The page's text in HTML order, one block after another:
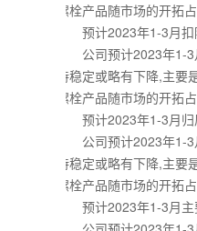
螺栓产品随市场的开拓
预计2023年1-3月扣
公司预计2023年1-3月
持稳定或略有下降,主
螺栓产品随市场的开拓
预计2023年1-3月归
公司预计2023年1-3月
持稳定或略有下降,主
螺栓产品随市场的开拓
预计2023年1-3月主